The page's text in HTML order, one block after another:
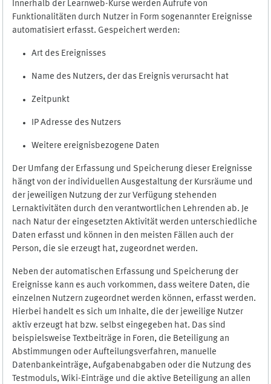
Innerhalb der Learnweb-Kurse werden Aufrufe von
Funktionalitäten durch Nutzer in Form sogenannter Ereignisse
automatisiert erfasst. Gespeichert werden:
Art des Ereignisses
Name des Nutzers, der das Ereignis verursacht hat
Zeitpunkt
IP Adresse des Nutzers
Weitere ereignisbezogene Daten
Der Umfang der Erfassung und Speicherung dieser Ereignisse
hängt von der individuellen Ausgestaltung der Kursräume und
der jeweiligen Nutzung der zur Verfügung stehenden
Lernaktivitäten durch den verantwortlichen Lehrenden ab. Je
nach Natur der eingesetzten Aktivität werden unterschiedliche
Daten erfasst und können in den meisten Fällen auch der
Person, die sie erzeugt hat, zugeordnet werden.
Neben der automatischen Erfassung und Speicherung der
Ereignisse kann es auch vorkommen, dass weitere Daten, die
einzelnen Nutzern zugeordnet werden können, erfasst werden.
Hierbei handelt es sich um Inhalte, die der jeweilige Nutzer
aktiv erzeugt hat bzw. selbst eingegeben hat. Das sind
beispielsweise Textbeiträge in Foren, die Beteiligung an
Abstimmungen oder Aufteilungsverfahren, manuelle
Datenbankeinträge, Aufgabenabgaben oder die Nutzung des
Testmoduls, Wiki-Einträge und die aktive Beteiligung an allen